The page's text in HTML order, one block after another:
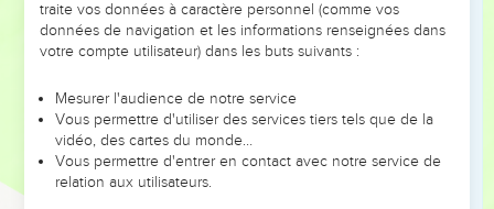
« connaissance », en train de manger dans le temple d’une
idole, ne se sentira-t-il pas encouragé dans sa conscience à
manger de la viande offerte aux idoles ?
Et ainsi ce faible, ce frère pour qui le Christ est mort, va se
perdre à cause de ta « connaissance » !
En péchant de cette façon contre vos frères et en blessant
leur conscience qui est faible, vous péchez contre le Christ
traite vos données à caractère personnel (comme vos
données de navigation et les informations renseignées dans
votre compte utilisateur) dans les buts suivants :
Mesurer l'audience de notre service
Vous permettre d'utiliser des services tiers tels que de la
vidéo, des cartes du monde…
Vous permettre d'entrer en contact avec notre service de
relation aux utilisateurs.